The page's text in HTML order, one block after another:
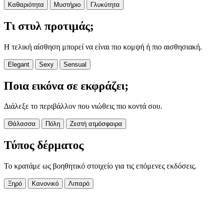
Καθαριότητα Μυστήριο Γλυκύτητα
Τι στυλ προτιμάς;
Η τελική αίσθηση μπορεί να είναι πιο κομψή ή πιο αισθησιακή.
Elegant Sexy Sensual
Ποια εικόνα σε εκφράζει;
Διάλεξε το περιβάλλον που νιώθεις πιο κοντά σου.
Θάλασσα Πόλη Ζεστή ατμόσφαιρα
Τύπος δέρματος
Το κρατάμε ως βοηθητικό στοιχείο για τις επόμενες εκδόσεις.
Ξηρό Κανονικό Λιπαρό